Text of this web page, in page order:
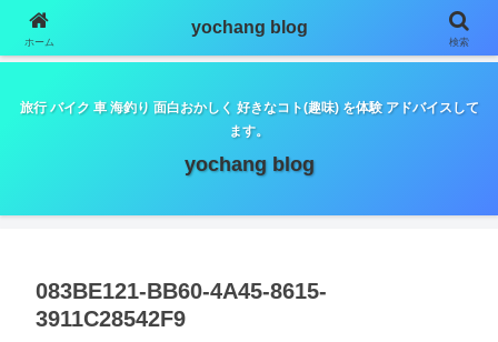
google.com, pub-5798179889932653, DIRECT,
f08c47fec0942fa0
旅行 バイク 車 海釣り 面白おかしく 好きなコト(趣味) を体験 アドバイスして
ます。
yochang blog
083BE121-BB60-4A45-8615-
3911C28542F9
ホーム
yochang blog
検索